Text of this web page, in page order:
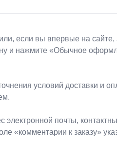
если вы впервые на сайте,
и нажмите «Обычное
условий доставки и
почты,
«комментарии к заказу»